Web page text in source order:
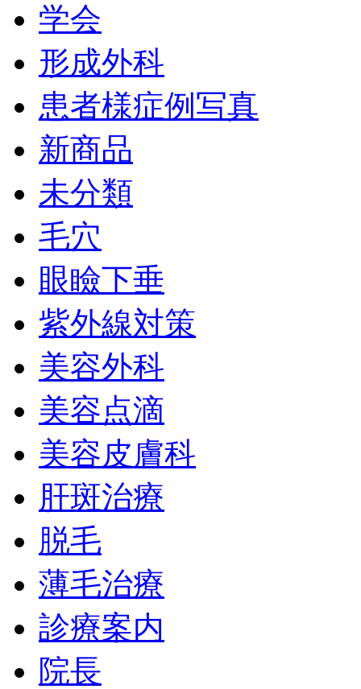
学会
形成外科
患者様症例写真
新商品
未分類
毛穴
眼瞼下垂
紫外線対策
美容外科
美容点滴
美容皮膚科
肝斑治療
脱毛
薄毛治療
診療案内
院長